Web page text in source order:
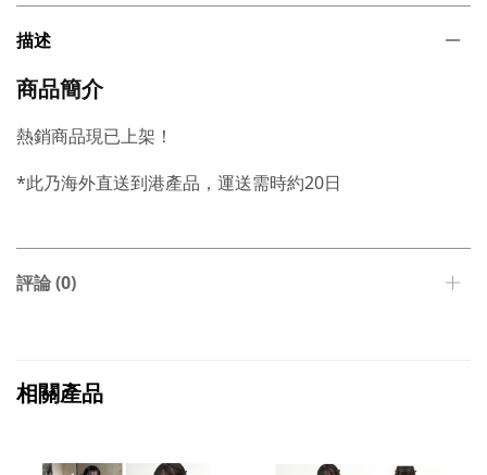
描述
商品簡介
熱銷商品現已上架！
*此乃海外直送到港產品，運送需時約20日
評論 (0)
相關產品